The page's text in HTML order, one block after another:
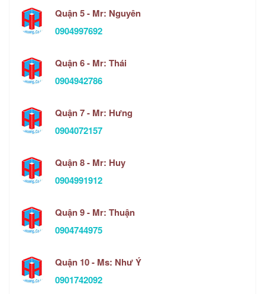
Quận 5 - Mr: Nguyên
0904997692
Quận 6 - Mr: Thái
0904942786
Quận 7 - Mr: Hưng
0904072157
Quận 8 - Mr: Huy
0904991912
Quận 9 - Mr: Thuận
0904744975
Quận 10 - Ms: Như Ý
0901742092